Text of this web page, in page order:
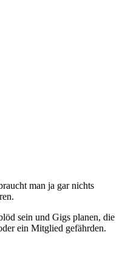
man ja gar nichts
sein und Gigs planen, die
ein Mitglied gefährden.